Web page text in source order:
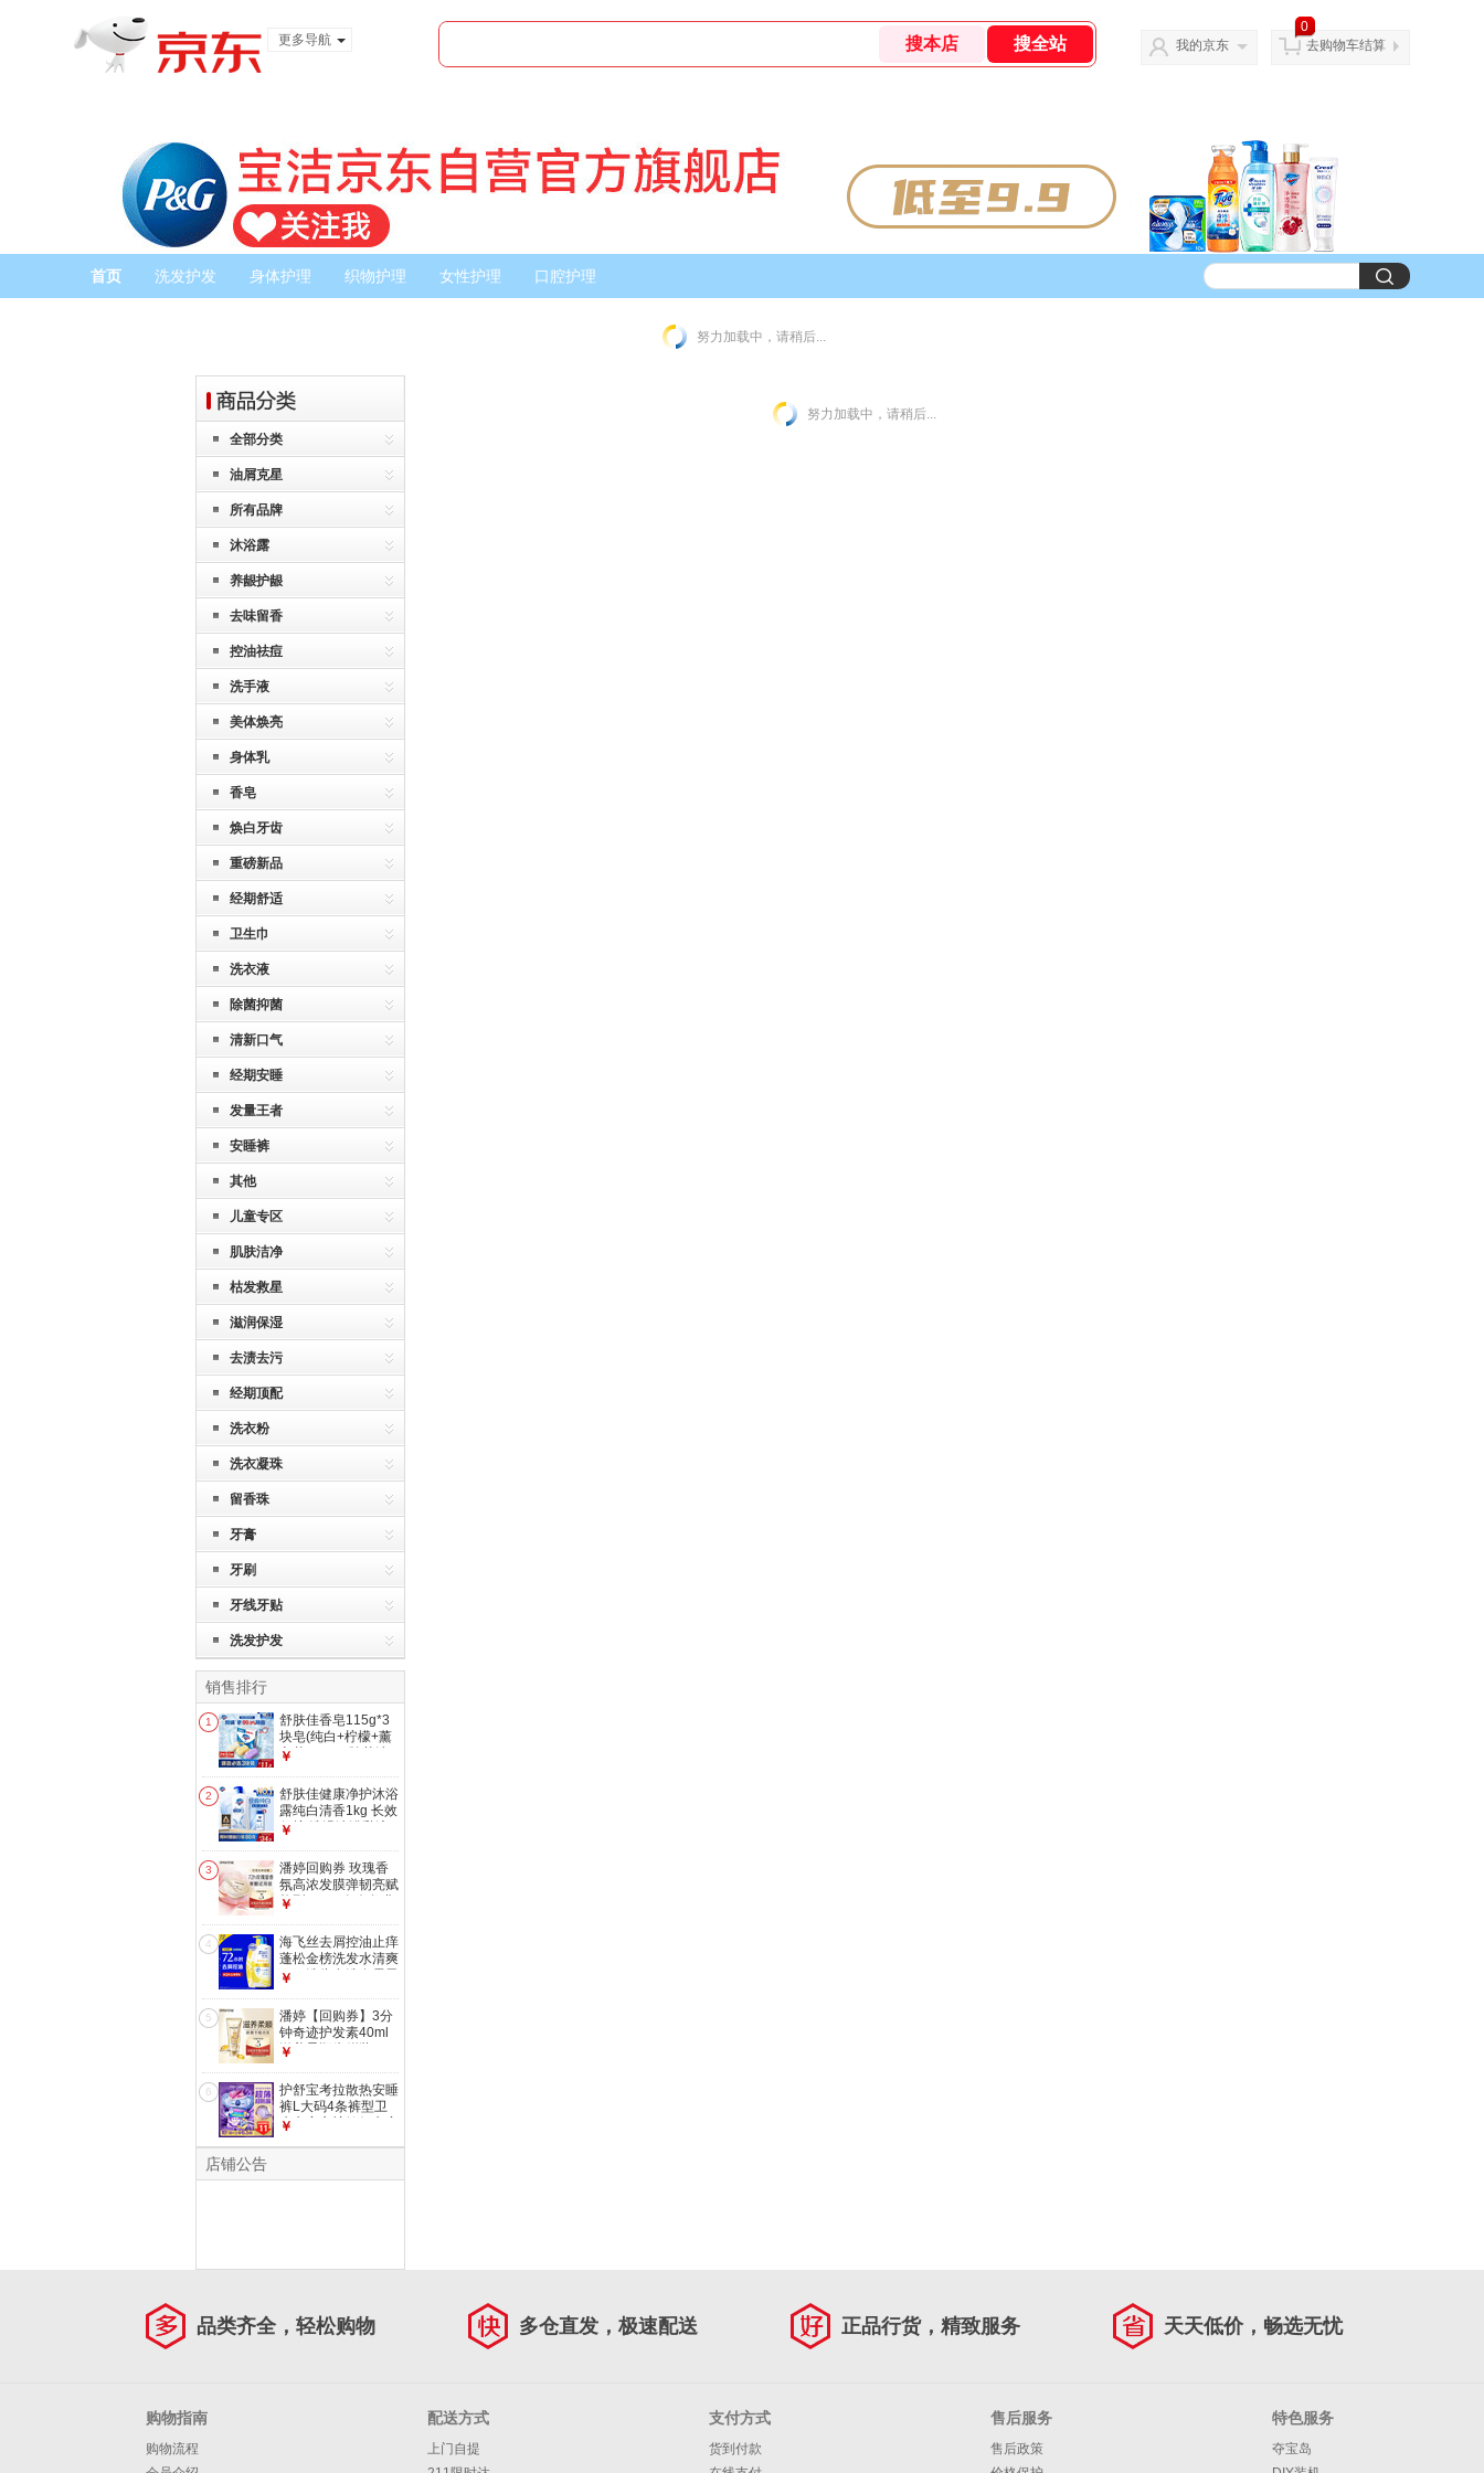
更多导航
我的京东
0
去购物车结算
首页 洗发护发 身体护理 织物护理 女性护理 口腔护理
努力加载中，请稍后...
全部分类
油屑克星
所有品牌
沐浴露
养龈护龈
去味留香
控油祛痘
洗手液
美体焕亮
身体乳
香皂
焕白牙齿
重磅新品
经期舒适
卫生巾
洗衣液
除菌抑菌
清新口气
经期安睡
发量王者
安睡裤
其他
儿童专区
肌肤洁净
枯发救星
滋润保湿
去渍去污
经期顶配
洗衣粉
洗衣凝珠
留香珠
牙膏
牙刷
牙线牙贴
洗发护发
销售排行
1
舒肤佳香皂115g*3
块皂(纯白+柠檬+薰
衣草)99.9%除菌沐
￥
2
舒肤佳健康净护沐浴
露纯白清香1kg 长效
保护 洗澡沐浴乳液
￥
3
潘婷回购券 玫瑰香
氛高浓发膜弹韧亮赋
能型12ML玫瑰发膜
￥
4
海飞丝去屑控油止痒
蓬松金榜洗发水清爽
1KG洗头膏洗发露男
￥
5
潘婷【回购券】3分
钟奇迹护发素40ml
滋养柔顺尝鲜装
￥
6
护舒宝考拉散热安睡
裤L大码4条裤型卫
生巾安心裤姨妈巾夜
￥
店铺公告
努力加载中，请稍后...
品类齐全，轻松购物 多仓直发，极速配送 正品行货，精致服务 天天低价，畅选无忧
购物指南
购物流程
配送方式
上门自提
支付方式
货到付款
售后服务
售后政策
特色服务
夺宝岛